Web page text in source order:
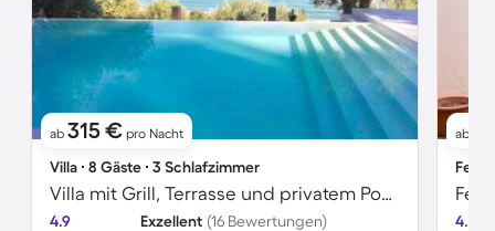
ab 315 € pro Nacht
Villa ∙ 8 Gäste ∙ 3 Schlafzimmer
Villa mit Grill, Terrasse und privatem Pool | Meerblick
4.9 Exzellent (16 Bewertungen)
ab
4.8